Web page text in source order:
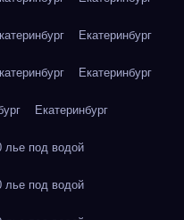
Екатеринбург
Екатеринбург
Екатеринбург
под водой
под водой